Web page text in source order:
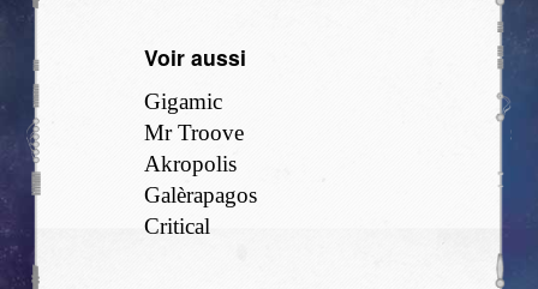
Voir aussi
Gigamic
Mr Troove
Akropolis
Galèrapagos
Critical